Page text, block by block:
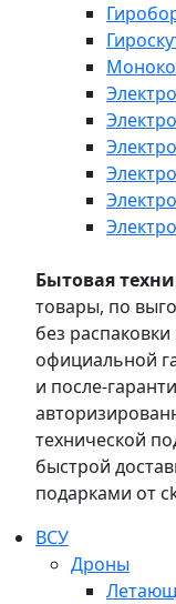
Бытовая
товары, по
без распаковки
официальной
и после-
технической
быстрой
подарками от
ВСУ
Дроны